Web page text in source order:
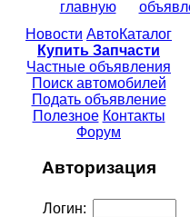
главную
Новости АвтоКаталог
Купить Запчасти
Частные объявления
Поиск автомобилей
Подать объявление
Полезное Контакты
Форум
Авторизация
Логин: